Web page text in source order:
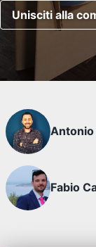
Unisciti alla
Fabio